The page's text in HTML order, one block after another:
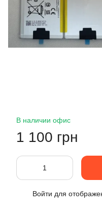
В наличии офис
1 100 грн
Войти для